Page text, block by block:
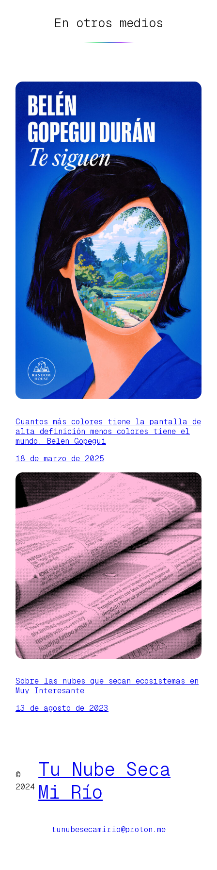
En otros medios
Cuantos más colores tiene la pantalla de
alta definición menos colores tiene el
mundo. Belen Gopegui
18 de marzo de 2025
Sobre las nubes que secan ecosistemas en
Muy Interesante
13 de agosto de 2023
©
2024
Tu Nube Seca
Mi Río
tunubesecamirio@proton.me